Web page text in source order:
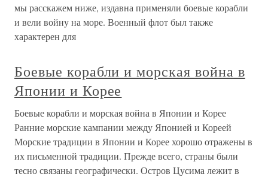
мы расскажем ниже, издавна применяли боевые корабли
и вели войну на море. Военный флот был также
характерен для
Боевые корабли и морская война в
Японии и Корее
Боевые корабли и морская война в Японии и Корее
Ранние морские кампании между Японией и Кореей
Морские традиции в Японии и Корее хорошо отражены в
их письменной традиции. Прежде всего, страны были
тесно связаны географически. Остров Цусима лежит в